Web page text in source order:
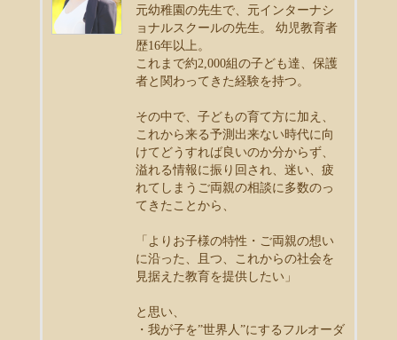
元幼稚園の先生で、元インターナシ
ョナルスクールの先生。 幼児教育者
歴16年以上。
これまで約2,000組の子ども達、保護
者と関わってきた経験を持つ。
その中で、子どもの育て方に加え、
これから来る予測出来ない時代に向
けてどうすれば良いのか分からず、
溢れる情報に振り回され、迷い、疲
れてしまうご両親の相談に多数のっ
てきたことから、
「よりお子様の特性・ご両親の想い
に沿った、且つ、これからの社会を
見据えた教育を提供したい」
と思い、
・我が子を”世界人”にするフルオーダ